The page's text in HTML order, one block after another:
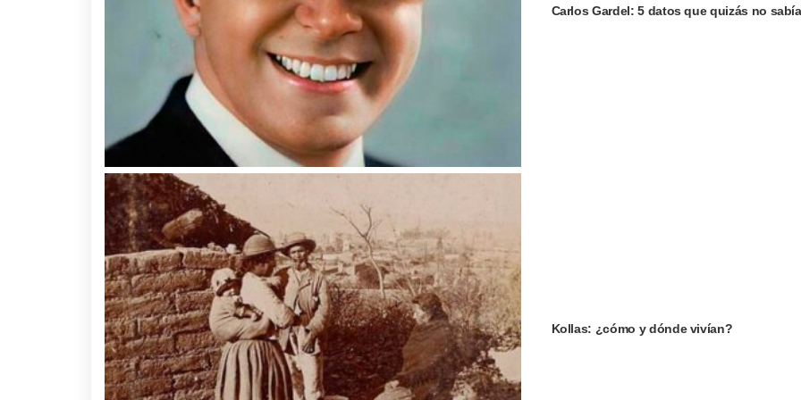
Carlos Gardel: 5 datos que quizás no
Kollas: ¿cómo y dónde vivían?